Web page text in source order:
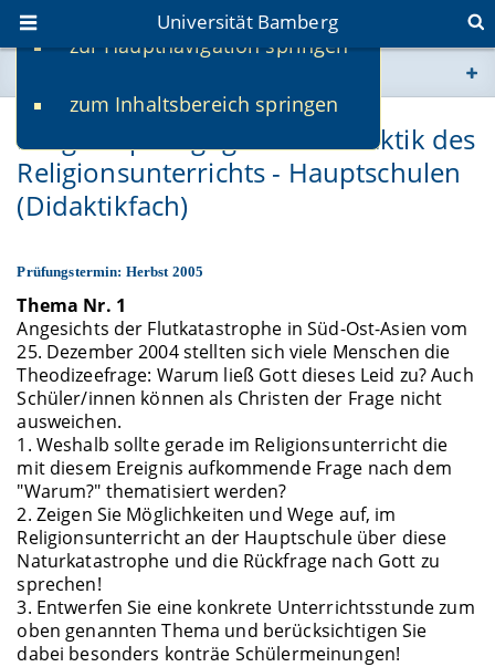
zur Hauptnavigation springen
zum Inhaltsbereich springen
Universität Bamberg
www.uni-bamberg.de
univis.uni-bamberg.de
Religionspädagogik und Didaktik des
Religionsunterrichts - Hauptschulen
(Didaktikfach)
Prüfungstermin: Herbst 2005
Thema Nr. 1
Angesichts der Flutkatastrophe in Süd-Ost-Asien vom
25. Dezember 2004 stellten sich viele Menschen die
Theodizeefrage: Warum ließ Gott dieses Leid zu? Auch
Schüler/innen können als Christen der Frage nicht
ausweichen.
1. Weshalb sollte gerade im Religionsunterricht die
mit diesem Ereignis aufkommende Frage nach dem
"Warum?" thematisiert werden?
2. Zeigen Sie Möglichkeiten und Wege auf, im
Religionsunterricht an der Hauptschule über diese
Naturkatastrophe und die Rückfrage nach Gott zu
sprechen!
3. Entwerfen Sie eine konkrete Unterrichtsstunde zum
oben genannten Thema und berücksichtigen Sie
dabei besonders konträe Schülermeinungen!